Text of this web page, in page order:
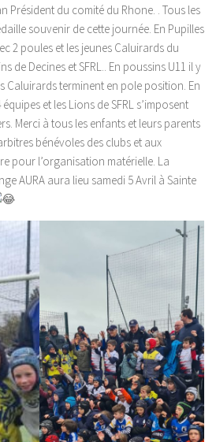
Président du comité du Rhone. . Tous les
souvenir de cette journée. En Pupilles
2 poules et les jeunes Caluirards du
de Decines et SFRL.. En poussins U11 il y
Caluirards terminent en pole position. En
et les Lions de SFRL s’imposent
Merci à tous les enfants et leurs parents
bénévoles des clubs et aux
pour l’organisation matérielle. La
AURA aura lieu samedi 5 Avril à Sainte